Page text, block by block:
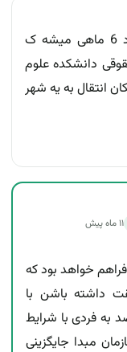
سلام وقت بخیر. من تازه حدود 6 ماهی میشه ک
دانشکده علوم
انتقال به یه شهر
۱۱ ماه پیش
خواهد بود که
داشته باشن با
به فردی با شرایط
مبدا جایگزینی